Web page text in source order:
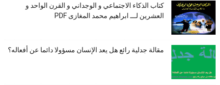
كتاب الذكاء الاجتماعي و الوجداني و القرن الواحد و
العشرين لـــ ابراهيم محمد المغازى PDF
مقالة جدلية رائع هل يعد الإنسان مسؤولا دائما عن أفعاله؟